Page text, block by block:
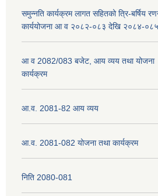
समुन्नति कार्यक्रम लागत सहितको त्रि-बर्षिय
कार्ययोजना आ व २०८२-०८३ देखि २०८४-०८५
आ व 2082/083 बजेट, आय व्यय तथा योजना
कार्यक्रम
आ.व. 2081-82 आय व्यय
आ.व. 2081-082 योजना तथा कार्यक्रम
निति 2080-081